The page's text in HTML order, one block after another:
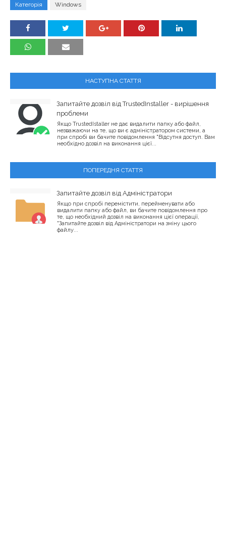
Категорія Windows
НАСТУПНА СТАТТЯ
Запитайте дозвіл від TrustedInstaller - вирішення
проблеми
Якщо TrustedIstaller не дає видалити папку або файл,
незважаючи на те, що ви є адміністратором системи, а
при спробі ви бачите повідомлення "Відсутня доступ. Вам
необхідно дозвіл на виконання цієї...
ПОПЕРЕДНЯ СТАТТЯ
Запитайте дозвіл від Адміністратори
Якщо при спробі перемістити, перейменувати або
видалити папку або файл, ви бачите повідомлення про
те, що необхідний дозвіл на виконання цієї операції,
"Запитайте дозвіл від Адміністратори на зміну цього
файлу...